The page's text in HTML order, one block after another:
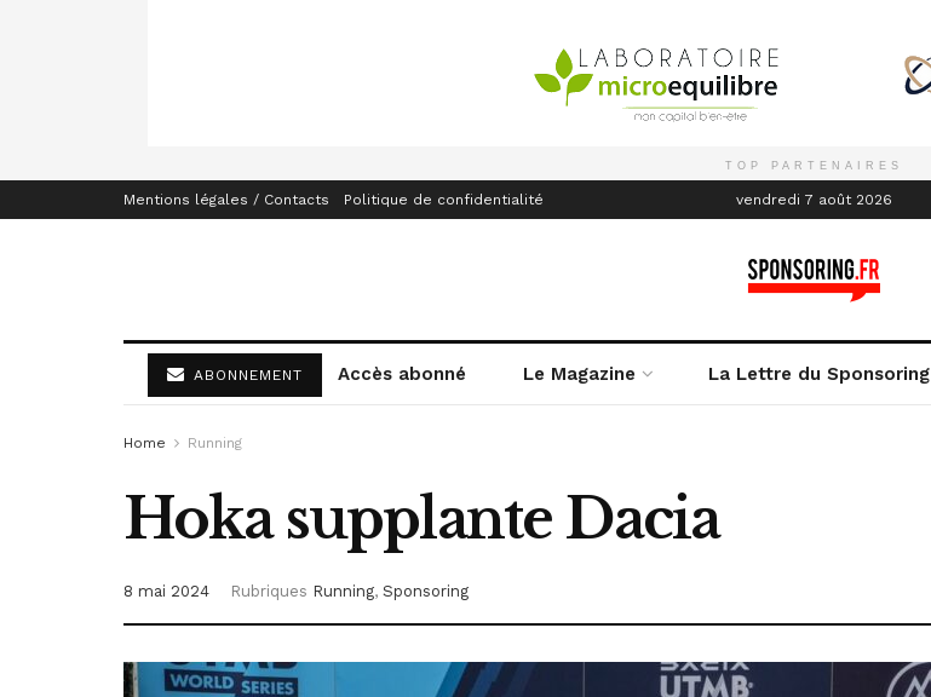
TOP PARTENAIRES
Mentions légales / Contacts Politique de confidentialité vendredi 7 août 2026
ABONNEMENT Accès abonné Le Magazine La Lettre du Sponsoring
Home Running
Hoka supplante Dacia
8 mai 2024 Rubriques Running, Sponsoring